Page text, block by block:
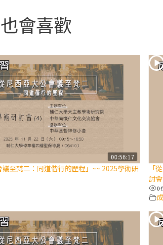
會喜歡
00:56:17
議至梵二：同道偕行的歷程」~~ 2025學術研
「
討
0